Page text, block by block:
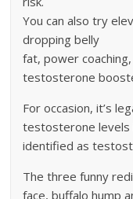
You can also try
dropping belly
fat, power
testosterone
For occasion, it’s
testosterone levels
identified as
The three funny
face, buffalo hump